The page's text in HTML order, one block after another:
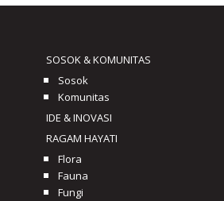
SOSOK & KOMUNITAS
Sosok
Komunitas
IDE & INOVASI
RAGAM HAYATI
Flora
Fauna
Fungi